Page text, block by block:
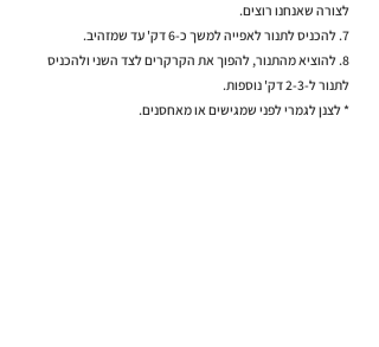
לצורה שאנחנו רוצים.
7. להכניס לתנור לאפייה למשך כ-6 דק' עד שמזהיב.
8. להוציא מהתנור, להפוך את הקרקרים לצד השני ולהכניס
לתנור ל-2-3 דק' נוספות.
* לצנן לגמרי לפני שמגישים או מאחסנים.